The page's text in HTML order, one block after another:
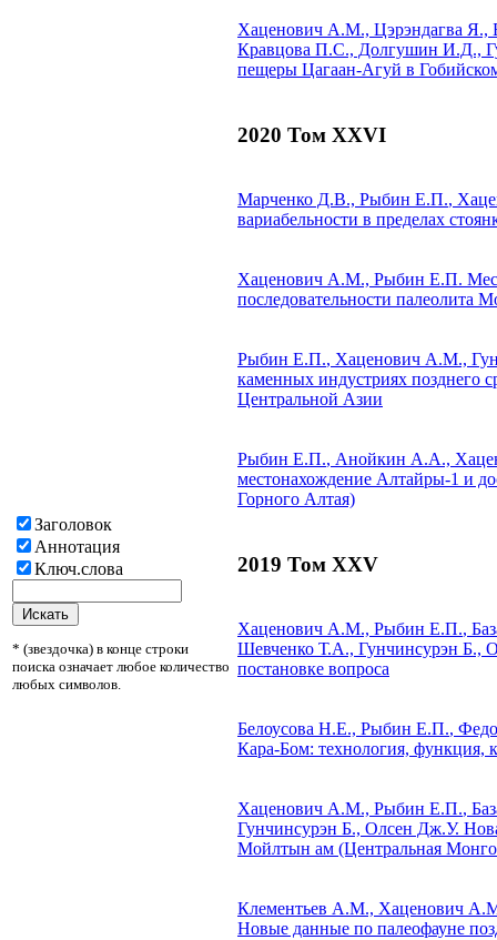
Заголовок
Аннотация
Ключ.слова
* (звездочка) в конце строки
поиска означает любое количество
любых символов.
Хаценович А.М., Цэрэндагва Я.,
Кравцова П.С., Долгушин И.Д.,
пещеры Цагаан-Агуй в
2020 Том XXVI
Марченко Д.В., Рыбин Е.П.,
вариабельности в пределах
Хаценович А.М., Рыбин Е.П.
последовательности палеолита
Рыбин Е.П., Хаценович А.М.,
каменных индустриях позднего
Центральной Азии
Рыбин Е.П., Анойкин А.А.,
местонахождение Алтайры-1 и
Горного Алтая)
2019 Том XXV
Хаценович А.М., Рыбин Е.П.,
Шевченко Т.А., Гунчинсурэн Б.,
постановке вопроса
Белоусова Н.Е., Рыбин Е.П.,
Кара-Бом: технология, функция,
Хаценович А.М., Рыбин Е.П.,
Гунчинсурэн Б., Олсен Дж.У.
Мойлтын ам (Центральная
Клементьев А.М., Хаценович
Новые данные по палеофауне